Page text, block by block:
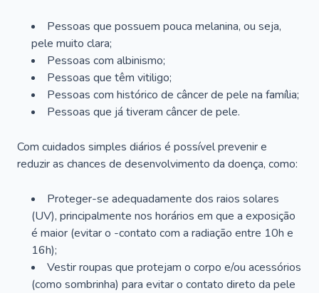
Pessoas que possuem pouca melanina, ou seja,
pele muito clara;
Pessoas com albinismo;
Pessoas que têm vitiligo;
Pessoas com histórico de câncer de pele na família;
Pessoas que já tiveram câncer de pele.
Com cuidados simples diários é possível prevenir e
reduzir as chances de desenvolvimento da doença, como:
Proteger-se adequadamente dos raios solares
(UV), principalmente nos horários em que a exposição
é maior (evitar o -contato com a radiação entre 10h e
16h);
Vestir roupas que protejam o corpo e/ou acessórios
(como sombrinha) para evitar o contato direto da pele